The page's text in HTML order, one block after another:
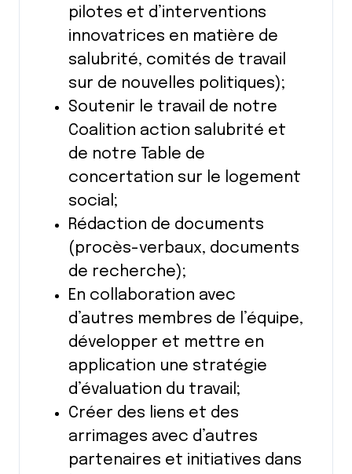
pilotes et d’interventions
innovatrices en matière de
salubrité, comités de travail
sur de nouvelles politiques);
Soutenir le travail de notre
Coalition action salubrité et
de notre Table de
concertation sur le logement
social;
Rédaction de documents
(procès-verbaux, documents
de recherche);
En collaboration avec
d’autres membres de l’équipe,
développer et mettre en
application une stratégie
d’évaluation du travail;
Créer des liens et des
arrimages avec d’autres
partenaires et initiatives dans